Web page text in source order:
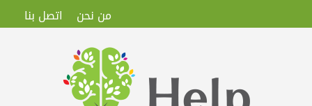
من نحن اتصل بنا